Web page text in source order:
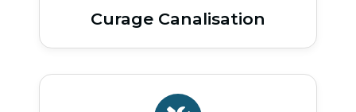
Curage Canalisation